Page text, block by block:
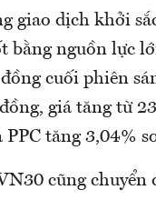
giao dịch khởi
bằng nguồn lực
cuối phiên
giá tăng từ
tăng 3,04%
cũng chuyển